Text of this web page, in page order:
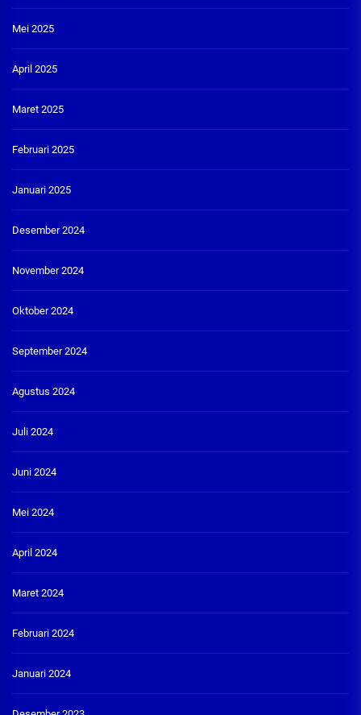
Mei 2025
April 2025
Maret 2025
Februari 2025
Januari 2025
Desember 2024
November 2024
Oktober 2024
September 2024
Agustus 2024
Juli 2024
Juni 2024
Mei 2024
April 2024
Maret 2024
Februari 2024
Januari 2024